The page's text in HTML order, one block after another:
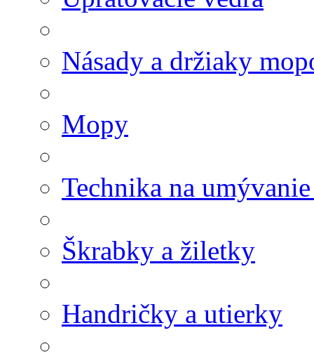
Násady a držiaky
Mopy
Technika na
Škrabky a žiletky
Handričky a utierky